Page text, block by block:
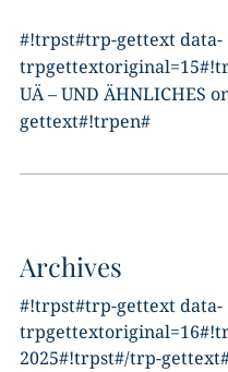
#!trpst#trp-gettext data-
UÄ – UND ÄHNLICHES
gettext#!trpen#
Archives
#!trpst#trp-gettext data-
2025#!trpst#/trp-